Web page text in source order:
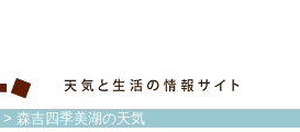
> 森吉四季美湖の天気